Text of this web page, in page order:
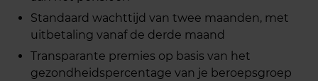
Standaard wachttijd van twee maanden, met
uitbetaling vanaf de derde maand
Transparante premies op basis van het
gezondheidspercentage van je beroepsgroep